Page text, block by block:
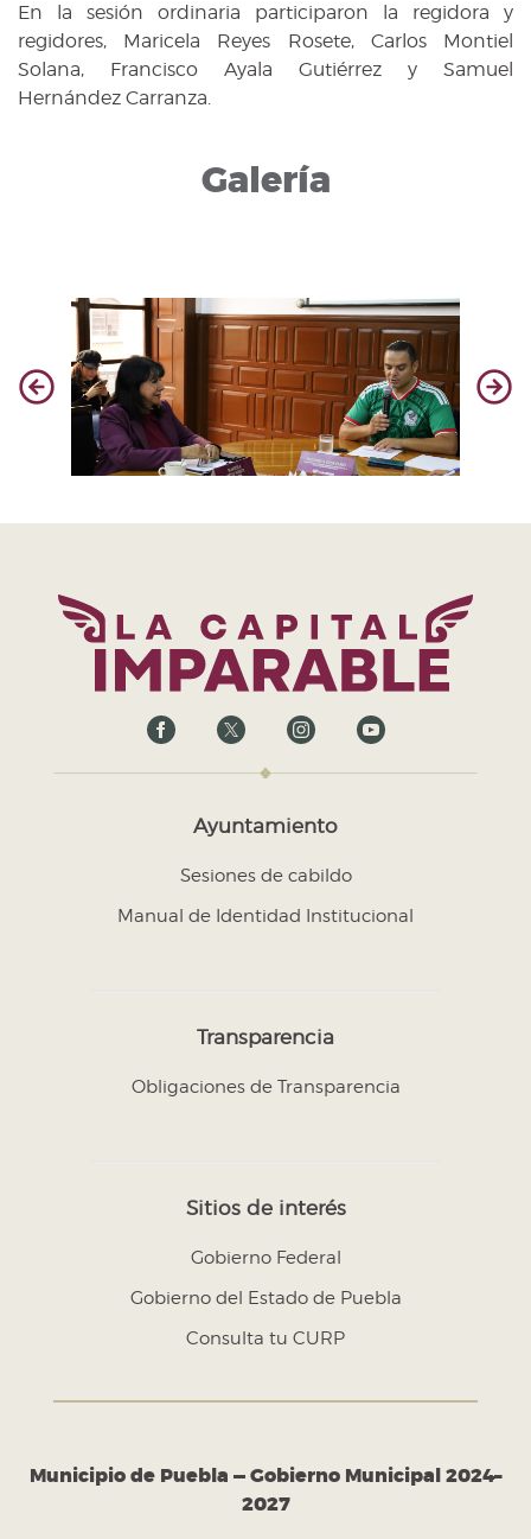
En la sesión ordinaria participaron la regidora y
regidores, Maricela Reyes Rosete, Carlos Montiel
Solana, Francisco Ayala Gutiérrez y Samuel
Hernández Carranza.
Galería
Ayuntamiento
Sesiones de cabildo
Manual de Identidad Institucional
Transparencia
Obligaciones de Transparencia
Sitios de interés
Gobierno Federal
Gobierno del Estado de Puebla
Consulta tu CURP
Municipio de Puebla — Gobierno Municipal 2024–
2027